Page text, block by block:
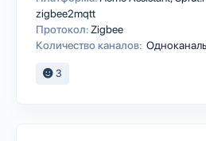
zigbee2mqtt
Протокол: Zigbee
Количество каналов:
3